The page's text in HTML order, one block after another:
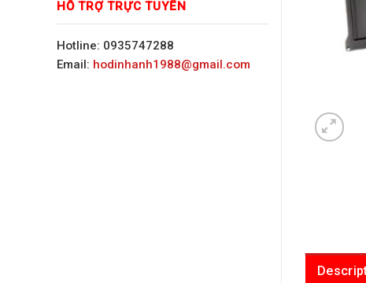
HỖ TRỢ TRỰC TUYẾN
Hotline: 0935747288
Email: hodinhanh1988@gmail.com